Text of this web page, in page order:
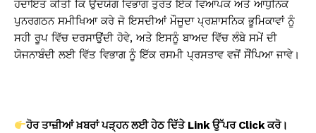
ਹਦਾਇਤ ਕੀਤੀ ਕਿ ਉਦਯੋਗ ਵਿਭਾਗ ਤੁਰੰਤ ਇੱਕ ਵਿਆਪਕ ਅਤੇ ਆਧੁਨਿਕ
ਪੁਨਰਗਠਨ ਸਮੀਖਿਆ ਕਰੇ ਜੋ ਇਸਦੀਆਂ ਮੌਜੂਦਾ ਪ੍ਰਸ਼ਾਸਨਿਕ ਭੂਮਿਕਾਵਾਂ ਨੂੰ
ਸਹੀ ਰੂਪ ਵਿੱਚ ਦਰਸਾਉਂਦੀ ਹੋਵੇ, ਅਤੇ ਇਸਨੂੰ ਬਾਅਦ ਵਿੱਚ ਲੰਬੇ ਸਮੇਂ ਦੀ
ਯੋਜਨਾਬੰਦੀ ਲਈ ਵਿੱਤ ਵਿਭਾਗ ਨੂੰ ਇੱਕ ਰਸਮੀ ਪ੍ਰਸਤਾਵ ਵਜੋਂ ਸੌਂਪਿਆ ਜਾਵੇ।
ਹੋਰ ਤਾਜ਼ੀਆਂ ਖ਼ਬਰਾਂ ਪੜ੍ਹਨ ਲਈ ਹੇਠ ਦਿੱਤੇ Linkਉੱਪਰ Clickਕਰੋ।